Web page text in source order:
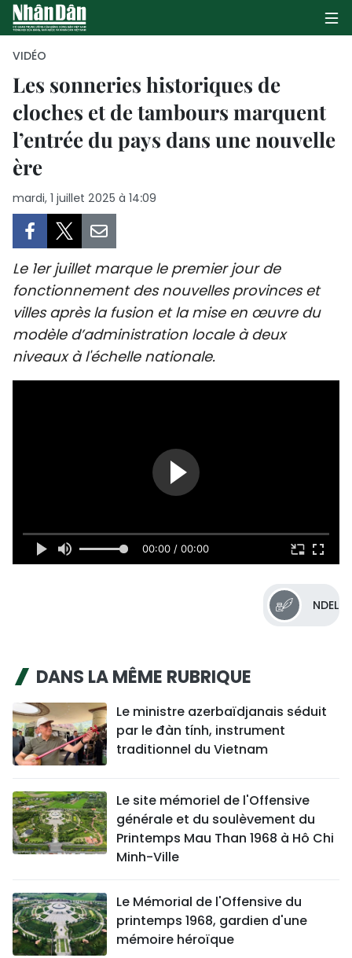
PAGE D'ACCUEIL
POLITIQUE
CULTURE
TOURISME
ENVIRONNEMENT
PAYS NATAL
INTERNATIONAL
INFOGRAPHIE
À PROPOS DU "PEUPLE"
TIẾNG VIỆT
中文
РУССКИЙ
VIDÉO
Les sonneries historiques de
cloches et de tambours marquent
l’entrée du pays dans une nouvelle
ère
mardi, 1 juillet 2025 à 14:09
Le 1er juillet marque le premier jour de
fonctionnement des nouvelles provinces et
villes après la fusion et la mise en œuvre du
modèle d’administration locale à deux
niveaux à l'échelle nationale.
00:00 / 00:00
NDEL
DANS LA MÊME RUBRIQUE
Le ministre azerbaïdjanais séduit
par le đàn tính, instrument
traditionnel du Vietnam
Le site mémoriel de l'Offensive
générale et du soulèvement du
Printemps Mau Than 1968 à Hô Chi
Minh-Ville
Le Mémorial de l'Offensive du
printemps 1968, gardien d'une
mémoire héroïque